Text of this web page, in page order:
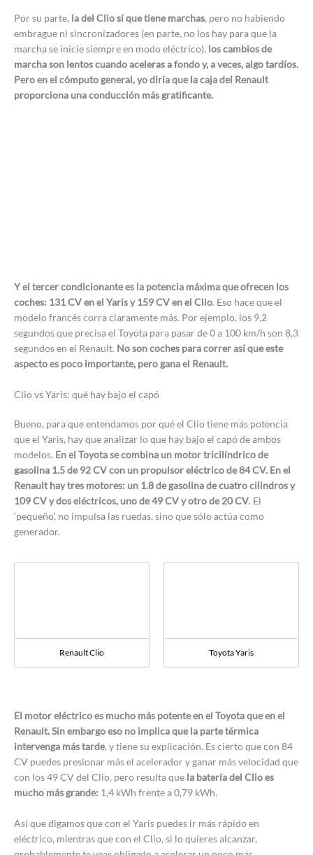
Por su parte, la del Clio sí que tiene marchas, pero no habiendo
embrague ni sincronizadores (en parte, no los hay para que la
marcha se inicie siempre en modo eléctrico), los cambios de
marcha son lentos cuando aceleras a fondo y, a veces, algo tardíos.
Pero en el cómputo general, yo diría que la caja del Renault
proporciona una conducción más gratificante.
Y el tercer condicionante es la potencia máxima que ofrecen los
coches: 131 CV en el Yaris y 159 CV en el Clio. Eso hace que el
modelo francés corra claramente más. Por ejemplo, los 9,2
segundos que precisa el Toyota para pasar de 0 a 100 km/h son 8,3
segundos en el Renault. No son coches para correr así que este
aspecto es poco importante, pero gana el Renault.
Clio vs Yaris: qué hay bajo el capó
Bueno, para que entendamos por qué el Clio tiene más potencia
que el Yaris, hay que analizar lo que hay bajo el capó de ambos
modelos. En el Toyota se combina un motor tricilíndrico de
gasolina 1.5 de 92 CV con un propulsor eléctrico de 84 CV. En el
Renault hay tres motores: un 1.8 de gasolina de cuatro cilindros y
109 CV y dos eléctricos, uno de 49 CV y otro de 20 CV. El
‘pequeño’, no impulsa las ruedas, sino que sólo actúa como
generador.
Renault Clio Toyota Yaris
El motor eléctrico es mucho más potente en el Toyota que en el
Renault. Sin embargo eso no implica que la parte térmica
intervenga más tarde, y tiene su explicación. Es cierto que con 84
CV puedes presionar más el acelerador y ganar más velocidad que
con los 49 CV del Clio, pero resulta que la batería del Clio es
mucho más grande: 1,4 kWh frente a 0,79 kWh.
Así que digamos que con el Yaris puedes ir más rápido en
eléctrico, mientras que con el Clio, si lo quieres alcanzar,